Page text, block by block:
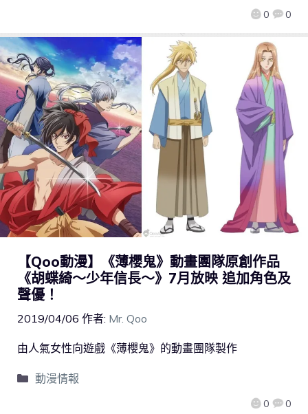
0 0
【Qoo動漫】《薄櫻鬼》動畫團隊原創作品
《胡蝶綺～少年信長～》7月放映 追加角色及
聲優！
2019/04/06 作者: Mr. Qoo
0 0
由人氣女性向遊戲《薄櫻鬼》的動畫團隊製作
動漫情報